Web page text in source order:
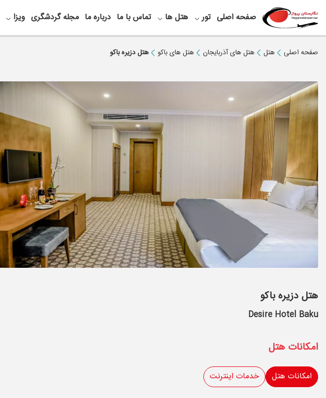
صفحه اصلی تور هتل ها تماس با ما درباره ما مجله گردشگری ویزا
صفحه اصلی هتل هتل های آذربایجان هتل های باکو هتل دزیره باکو
هتل دزیره باکو
Desire Hotel Baku
امکانات هتل
امکانات هتل خدمات اینترنت